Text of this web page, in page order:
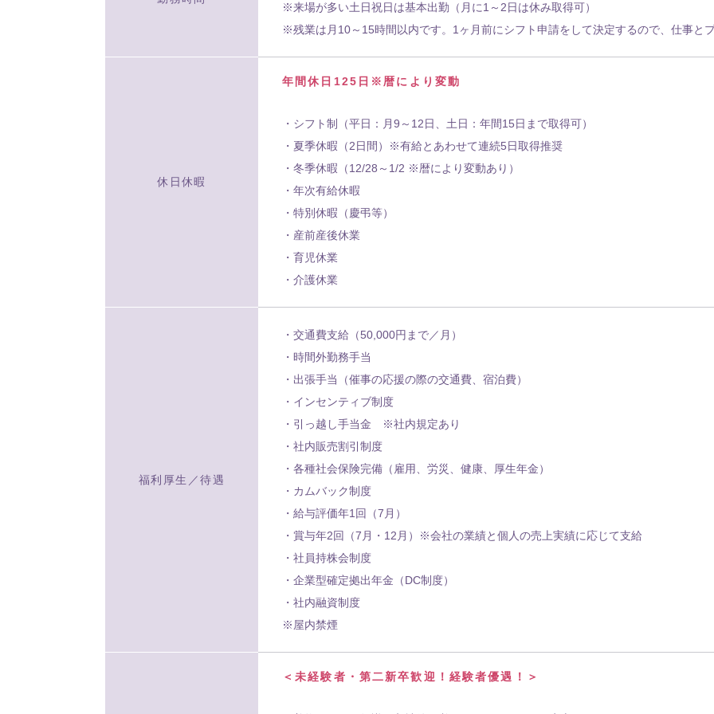
※来場が多い土日祝日は基本出勤（月に1～2日は休み取得可）
※残業は月10～15時間以内です。1ヶ月前にシフト申請をして決定するので、仕事と
休日休暇
年間休日125日※暦により変動
・シフト制（平日：月9～12日、土日：年間15日まで取得可）
・夏季休暇（2日間）※有給とあわせて連続5日取得推奨
・冬季休暇（12/28～1/2 ※暦により変動あり）
・年次有給休暇
・特別休暇（慶弔等）
・産前産後休業
・育児休業
・介護休業
福利厚生／待遇
・交通費支給（50,000円まで／月）
・時間外勤務手当
・出張手当（催事の応援の際の交通費、宿泊費）
・インセンティブ制度
・引っ越し手当金 ※社内規定あり
・社内販売割引制度
・各種社会保険完備（雇用、労災、健康、厚生年金）
・カムバック制度
・給与評価年1回（7月）
・賞与年2回（7月・12月）※会社の業績と個人の売上実績に応じて支給
・社員持株会制度
・企業型確定拠出年金（DC制度）
・社内融資制度
※屋内禁煙
＜未経験者・第二新卒歓迎！経験者優遇！＞